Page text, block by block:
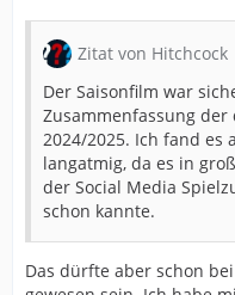
Zitat von Hitchcock
Der Saisonfilm war
Zusammenfassung der
2024/2025. Ich fand es
langatmig, da es in
der Social Media
schon kannte.
Das dürfte aber schon